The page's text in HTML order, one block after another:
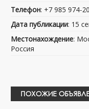
Телефон: +7 985 974-
Дата публикации: 15
Местонахождение:
Россия
ПОХОЖИЕ